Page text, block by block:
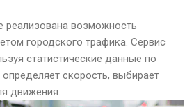
реализована возможность
городского трафика. Сервис
статистические данные по
определяет скорость, выбирает
движения.